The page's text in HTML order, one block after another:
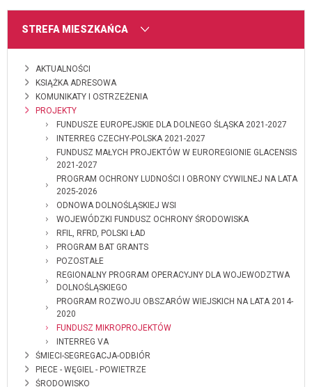
MENU
STREFA MIESZKAŃCA
AKTUALNOŚCI
KSIĄŻKA ADRESOWA
KOMUNIKATY I OSTRZEŻENIA
PROJEKTY
FUNDUSZE EUROPEJSKIE DLA DOLNEGO ŚLĄSKA 2021-2027
INTERREG CZECHY-POLSKA 2021-2027
FUNDUSZ MAŁYCH PROJEKTÓW W EUROREGIONIE GLACENSIS
2021-2027
PROGRAM OCHRONY LUDNOŚCI I OBRONY CYWILNEJ NA LATA
2025-2026
ODNOWA DOLNOŚLĄSKIEJ WSI
WOJEWÓDZKI FUNDUSZ OCHRONY ŚRODOWISKA
RFIL, RFRD, POLSKI ŁAD
PROGRAM BAT GRANTS
POZOSTAŁE
REGIONALNY PROGRAM OPERACYJNY DLA WOJEWODZTWA
DOLNOŚLĄSKIEGO
PROGRAM ROZWOJU OBSZARÓW WIEJSKICH NA LATA 2014-
2020
FUNDUSZ MIKROPROJEKTÓW
INTERREG VA
ŚMIECI-SEGREGACJA-ODBIÓR
PIECE - WĘGIEL - POWIETRZE
ŚRODOWISKO